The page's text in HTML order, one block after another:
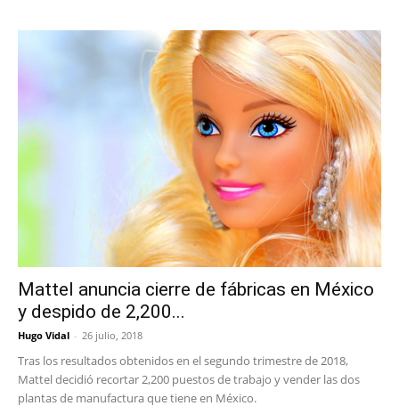
Mattel anuncia cierre de fábricas en México
y despido de 2,200...
Hugo Vidal - 26 julio, 2018
Tras los resultados obtenidos en el segundo trimestre de 2018,
Mattel decidió recortar 2,200 puestos de trabajo y vender las dos
plantas de manufactura que tiene en México.